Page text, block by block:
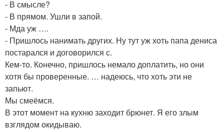
- В смысле?
- В прямом. Ушли в запой.
- Мда уж ….
- Пришлось нанимать других. Ну тут уж хоть папа дениса
постарался и договорился с.
Кем-то. Конечно, пришлось немало доплатить, но они
хотя бы проверенные. … надеюсь, что хоть эти не
запьют.
Мы смеёмся.
В этот момент на кухню заходит брюнет. Я его злым
взглядом окидываю.